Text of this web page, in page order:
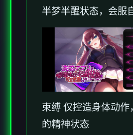
半梦半醒状态，会服
束缚 仅控造身体动作
的精神状态